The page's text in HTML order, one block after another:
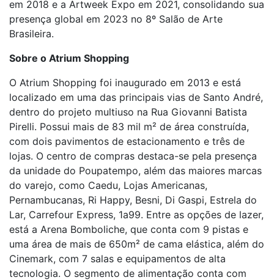
em 2018 e a Artweek Expo em 2021, consolidando sua
presença global em 2023 no 8º Salão de Arte
Brasileira.
Sobre o Atrium Shopping
O Atrium Shopping foi inaugurado em 2013 e está
localizado em uma das principais vias de Santo André,
dentro do projeto multiuso na Rua Giovanni Batista
Pirelli. Possui mais de 83 mil m² de área construída,
com dois pavimentos de estacionamento e três de
lojas. O centro de compras destaca-se pela presença
da unidade do Poupatempo, além das maiores marcas
do varejo, como Caedu, Lojas Americanas,
Pernambucanas, Ri Happy, Besni, Di Gaspi, Estrela do
Lar, Carrefour Express, 1a99. Entre as opções de lazer,
está a Arena Bomboliche, que conta com 9 pistas e
uma área de mais de 650m² de cama elástica, além do
Cinemark, com 7 salas e equipamentos de alta
tecnologia. O segmento de alimentação conta com